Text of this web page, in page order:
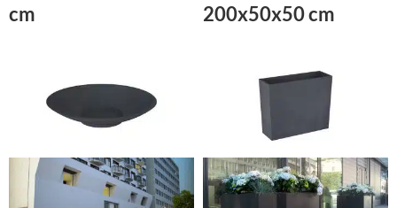
cm
200x50x50 cm